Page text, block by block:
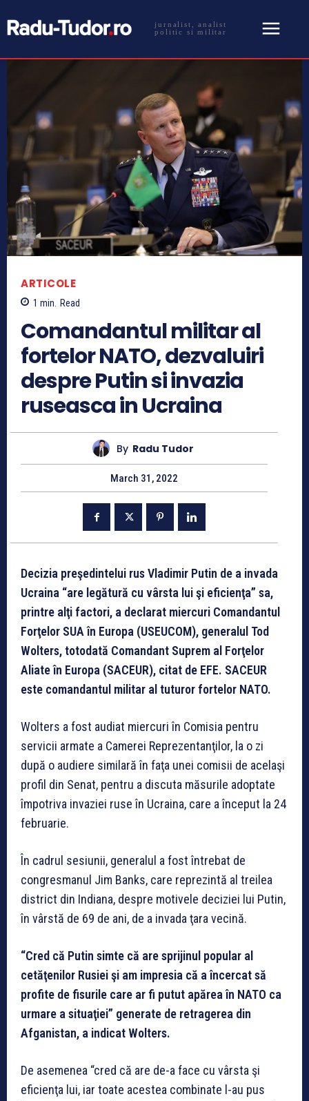
jurnalist, analist
politic si militar
ARTICOLE
1 min. Read
Comandantul militar al
fortelor NATO, dezvaluiri
despre Putin si invazia
ruseasca in Ucraina
By Radu Tudor
March 31, 2022
Decizia preşedintelui rus Vladimir Putin de a invada
Ucraina “are legătură cu vârsta lui şi eficienţa” sa,
printre alţi factori, a declarat miercuri Comandantul
Forţelor SUA în Europa (USEUCOM), generalul Tod
Wolters, totodată Comandant Suprem al Forţelor
Aliate în Europa (SACEUR), citat de EFE. SACEUR
este comandantul militar al tuturor fortelor NATO.
Wolters a fost audiat miercuri în Comisia pentru
servicii armate a Camerei Reprezentanţilor, la o zi
după o audiere similară în faţa unei comisii de acelaşi
profil din Senat, pentru a discuta măsurile adoptate
împotriva invaziei ruse în Ucraina, care a început la 24
februarie.
În cadrul sesiunii, generalul a fost întrebat de
congresmanul Jim Banks, care reprezintă al treilea
district din Indiana, despre motivele deciziei lui Putin,
în vârstă de 69 de ani, de a invada ţara vecină.
“Cred că Putin simte că are sprijinul popular al
cetăţenilor Rusiei şi am impresia că a încercat să
profite de fisurile care ar fi putut apărea în NATO ca
urmare a situaţiei” generate de retragerea din
Afganistan, a indicat Wolters.
De asemenea “cred că are de-a face cu vârsta şi
eficienţa lui, iar toate acestea combinate l-au pus